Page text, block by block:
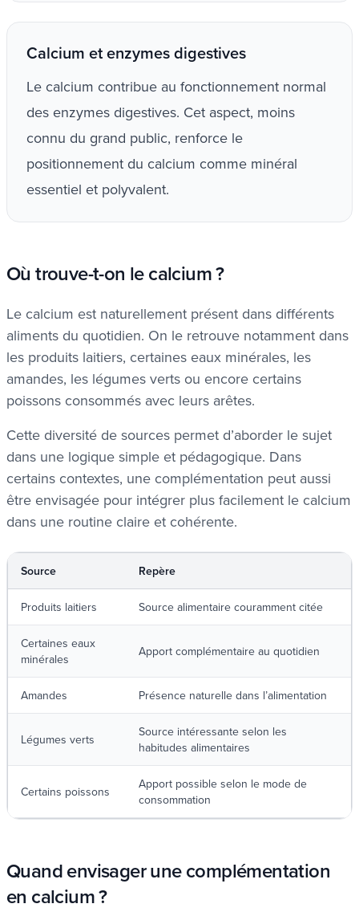
Calcium et enzymes digestives
Le calcium contribue au fonctionnement normal
des enzymes digestives. Cet aspect, moins
connu du grand public, renforce le
positionnement du calcium comme minéral
essentiel et polyvalent.
Où trouve-t-on le calcium ?
Le calcium est naturellement présent dans différents
aliments du quotidien. On le retrouve notamment dans
les produits laitiers, certaines eaux minérales, les
amandes, les légumes verts ou encore certains
poissons consommés avec leurs arêtes.
Cette diversité de sources permet d’aborder le sujet
dans une logique simple et pédagogique. Dans
certains contextes, une complémentation peut aussi
être envisagée pour intégrer plus facilement le calcium
dans une routine claire et cohérente.
Source Repère
Produits laitiers Source alimentaire couramment citée
Certaines eaux
minérales
Apport complémentaire au quotidien
Amandes Présence naturelle dans l’alimentation
Légumes verts
Source intéressante selon les
habitudes alimentaires
Certains poissons
Apport possible selon le mode de
consommation
Quand envisager une complémentation
en calcium ?